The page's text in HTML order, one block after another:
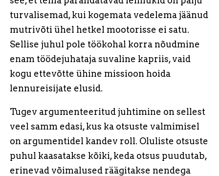
turvalisemad, kui kogemata vedelema jäänud
mutrivõti ühel hetkel mootorisse ei satu.
Sellise juhul pole töökohal korra nõudmine
enam töödejuhataja suvaline kapriis, vaid
kogu ettevõtte ühine missioon hoida
lennureisijate elusid.
Tugev argumenteeritud juhtimine on sellest
veel samm edasi, kus ka otsuste valmimisel
on argumentidel kandev roll. Oluliste otsuste
puhul kaasatakse kõiki, keda otsus puudutab,
erinevad võimalused räägitakse nendega